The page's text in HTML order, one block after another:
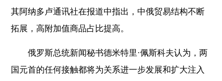
其阿纳多卢通讯社在报道中指出，中俄贸易结构不断
拓展，高附加值商品占比提高。
俄罗斯总统新闻秘书德米特里·佩斯科夫认为，两
国元首的任何接触都将为关系进一步发展和扩大注入